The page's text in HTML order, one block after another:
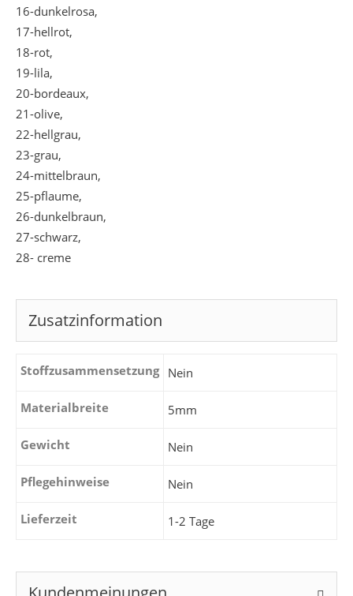
16-dunkelrosa,
17-hellrot,
18-rot,
19-lila,
20-bordeaux,
21-olive,
22-hellgrau,
23-grau,
24-mittelbraun,
25-pflaume,
26-dunkelbraun,
27-schwarz,
28- creme
Zusatzinformation
Stoffzusammensetzung Nein
Materialbreite 5mm
Gewicht Nein
Pflegehinweise Nein
Lieferzeit 1-2 Tage